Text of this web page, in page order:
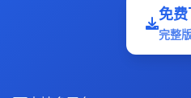
免
完整